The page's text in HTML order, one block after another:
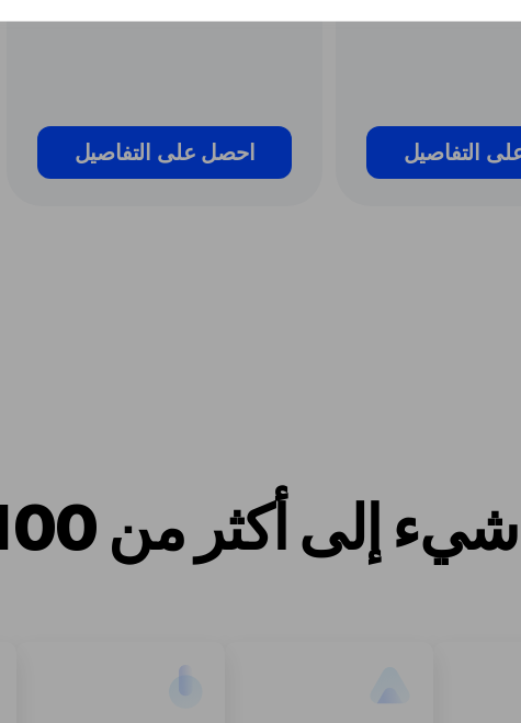
التفاصيل احصل على التفاصيل
إلى أكثر من 100 لغة